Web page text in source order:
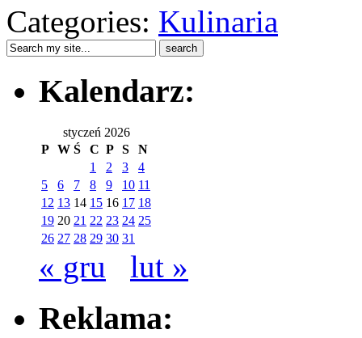
Categories: Kulinaria
Kalendarz:
styczeń 2026
P W Ś C P S
N
1
2 3
4
5
6 7 8 9 10 11
12 13 14 15 16 17 18
19 20 21 22 23 24 25
26 27 28 29 30 31
« gru lut »
Reklama: